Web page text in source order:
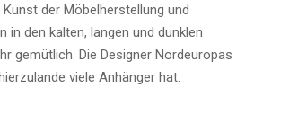
der Möbelherstellung und
in den kalten, langen und dunklen
gemütlich. Die Designer Nordeuropas
viele Anhänger hat.